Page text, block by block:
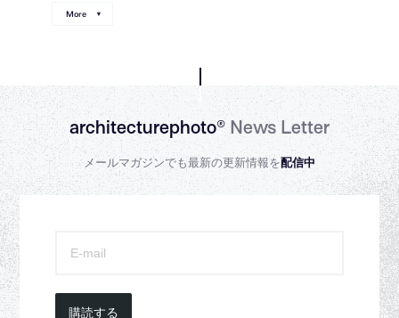
More
architecturephoto®News Letter
メールマガジンでも最新の更新情報を配信中
購読する